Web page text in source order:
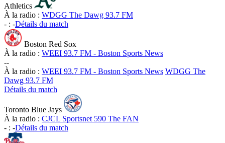
Athletics
À la radio : WDGG The Dawg 93.7 FM
- : -Détails du match
Boston Red Sox
À la radio : WEEI 93.7 FM - Boston Sports News
--
À la radio : WEEI 93.7 FM - Boston Sports News WDGG The
Dawg 93.7 FM
Détails du match
Toronto Blue Jays
À la radio : CJCL Sportsnet 590 The FAN
- : -Détails du match